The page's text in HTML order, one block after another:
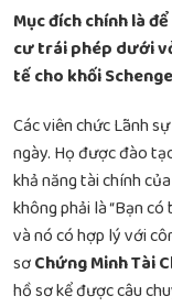
Mục đích chính là
cư trái phép dưới
tế cho khối
Các viên chức Lãnh
ngày. Họ được đào
khả năng tài chính
không phải là “Bạn
và nó có hợp lý với
sơChứng Minh Tài
hồ sơ kể được câu